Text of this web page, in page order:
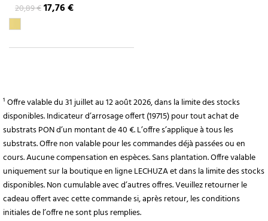
20,89 €17,76 €
¹ Offre valable du 31 juillet au 12 août 2026, dans la limite des stocks
disponibles. Indicateur d’arrosage offert (19715) pour tout achat de
substrats PON d’un montant de 40 €. L’offre s’applique à tous les
substrats. Offre non valable pour les commandes déjà passées ou en
cours. Aucune compensation en espèces. Sans plantation. Offre valable
uniquement sur la boutique en ligne LECHUZA et dans la limite des stocks
disponibles. Non cumulable avec d’autres offres. Veuillez retourner le
cadeau offert avec cette commande si, après retour, les conditions
initiales de l’offre ne sont plus remplies.